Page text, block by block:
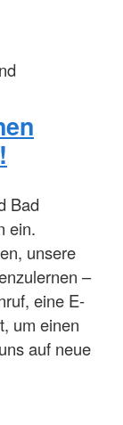
Bad
ein.
unsere
–
eine E-
um einen
auf neue